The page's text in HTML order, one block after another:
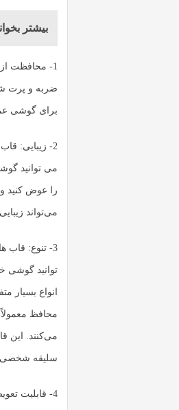
بیشتر
‏1- محافظت
ضربه و پرت
برای گوشی
‏2- زیبایی:
می توانید
را عوض کنید
می‌تواند
‏3- تنوع:
توانید گوشی
انواع بسیار
محافظ
می‌کنند. این
سلیقه شخصی
‏4- قابلیت